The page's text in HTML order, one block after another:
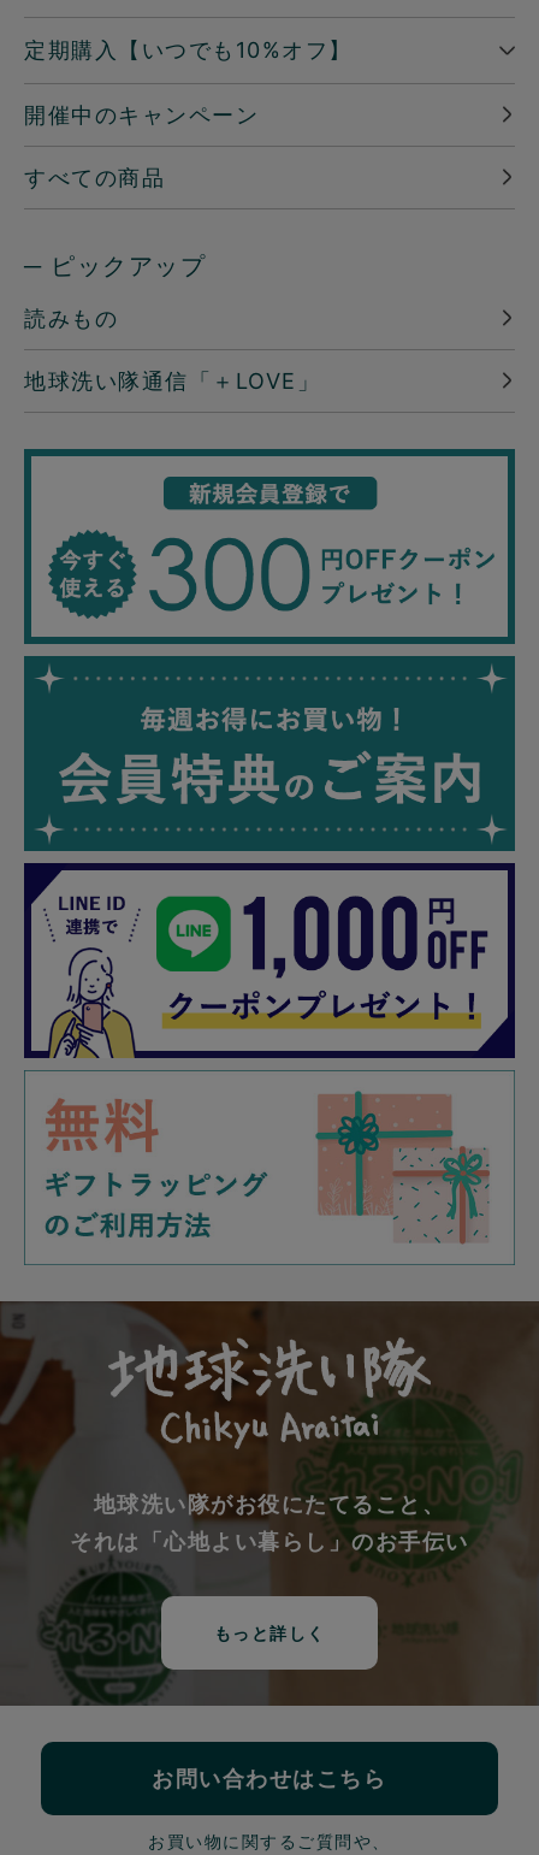
定期購入【いつでも10%オフ】
開催中のキャンペーン
すべての商品
─ ピックアップ
読みもの
地球洗い隊通信「＋LOVE」
地球洗い隊がお役にたてること、
それは「心地よい暮らし」のお手伝い
もっと詳しく
お問い合わせはこちら
お買い物に関するご質問や、